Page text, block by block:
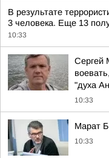
В результате
3 человека. Еще 13
10:33
Сергей
"духа
10:33
Марат
10:33